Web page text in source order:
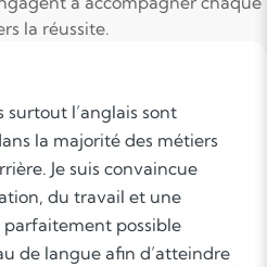
la réussite.
ce dont l'élève a besoin et
à sa manière est la meilleure